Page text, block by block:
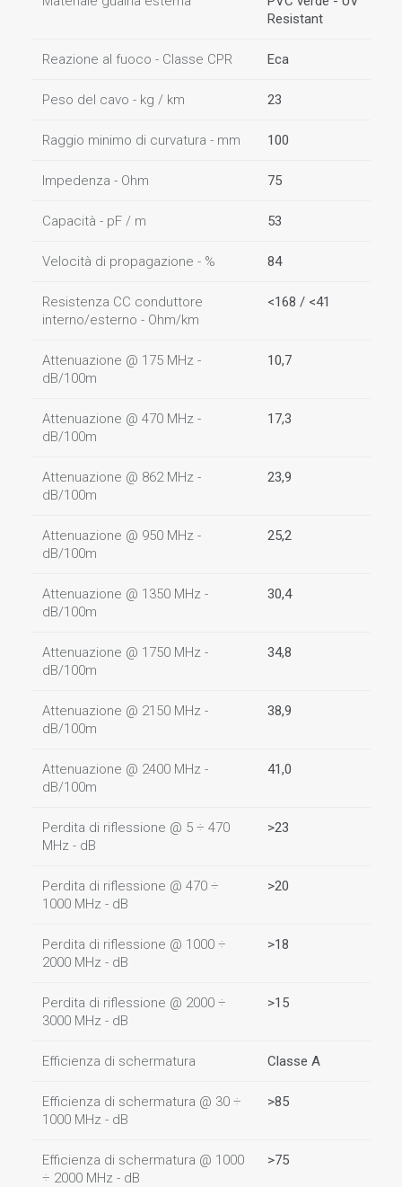
Resistant
Reazione al fuoco - Classe CPR Eca
Peso del cavo - kg / km 23
Raggio minimo di curvatura - mm 100
Impedenza - Ohm 75
Capacità - pF / m 53
Velocità di propagazione - % 84
Resistenza CC conduttore
interno/esterno - Ohm/km
<168 / <41
Attenuazione @ 175 MHz -
dB/100m
10,7
Attenuazione @ 470 MHz -
dB/100m
17,3
Attenuazione @ 862 MHz -
dB/100m
23,9
Attenuazione @ 950 MHz -
dB/100m
25,2
Attenuazione @ 1350 MHz -
dB/100m
30,4
Attenuazione @ 1750 MHz -
dB/100m
34,8
Attenuazione @ 2150 MHz -
dB/100m
38,9
Attenuazione @ 2400 MHz -
dB/100m
41,0
Perdita di riflessione @ 5 ÷ 470
MHz - dB
>23
Perdita di riflessione @ 470 ÷
1000 MHz - dB
>20
Perdita di riflessione @ 1000 ÷
2000 MHz - dB
>18
Perdita di riflessione @ 2000 ÷
3000 MHz - dB
>15
Efficienza di schermatura Classe A
Efficienza di schermatura @ 30 ÷
1000 MHz - dB
>85
Efficienza di schermatura @ 1000
÷ 2000 MHz - dB
>75